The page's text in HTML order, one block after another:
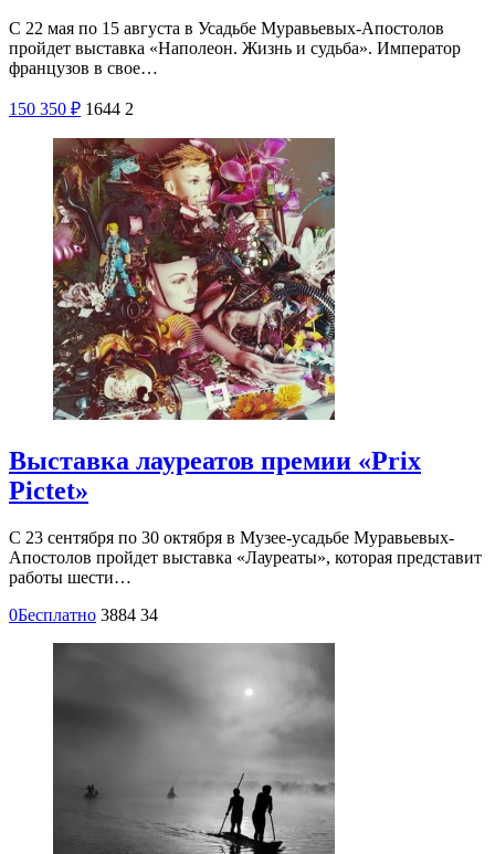
С 22 мая по 15 августа в Усадьбе Муравьевых-Апостолов
пройдет выставка «Наполеон. Жизнь и судьба». Император
французов в свое…
150 350 ₽ 1644 2
Выставка лауреатов премии «Prix
Pictet»
С 23 сентября по 30 октября в Музее-усадьбе Муравьевых-
Апостолов пройдет выставка «Лауреаты», которая представит
работы шести…
0Бесплатно 3884 34